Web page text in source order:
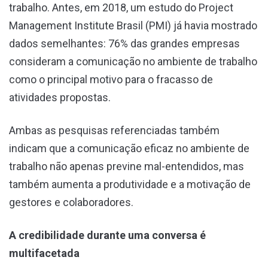
trabalho. Antes, em 2018, um estudo do Project
Management Institute Brasil (PMI) já havia mostrado
dados semelhantes: 76% das grandes empresas
consideram a comunicação no ambiente de trabalho
como o principal motivo para o fracasso de
atividades propostas.
Ambas as pesquisas referenciadas também
indicam que a comunicação eficaz no ambiente de
trabalho não apenas previne mal-entendidos, mas
também aumenta a produtividade e a motivação de
gestores e colaboradores.
A credibilidade durante uma conversa é
multifacetada